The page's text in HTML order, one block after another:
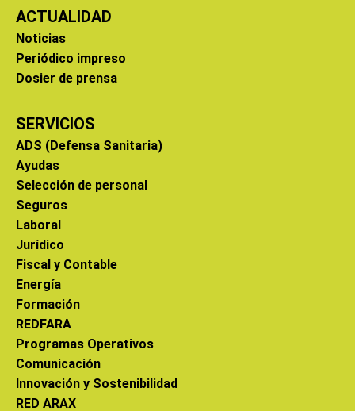
ACTUALIDAD
Noticias
Periódico impreso
Dosier de prensa
SERVICIOS
ADS (Defensa Sanitaria)
Ayudas
Selección de personal
Seguros
Laboral
Jurídico
Fiscal y Contable
Energía
Formación
REDFARA
Programas Operativos
Comunicación
Innovación y Sostenibilidad
RED ARAX